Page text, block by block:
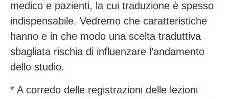
medico e pazienti, la cui traduzione è spesso
indispensabile. Vedremo che caratteristiche
hanno e in che modo una scelta traduttiva
sbagliata rischia di influenzare l’andamento
dello studio.
* A corredo delle registrazioni delle lezioni